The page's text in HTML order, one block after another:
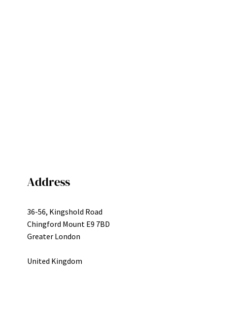
Address
36-56, Kingshold Road
Chingford Mount E9 7BD
Greater London
United Kingdom